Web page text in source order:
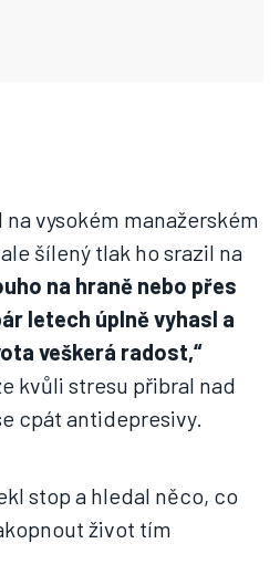
vysokém manažerském
šílený tlak ho srazil na
na hraně nebo přes
letech úplně vyhasl a
veškerá radost,“
kvůli stresu přibral nad
cpát antidepresivy.
stop a hledal něco, co
život tím